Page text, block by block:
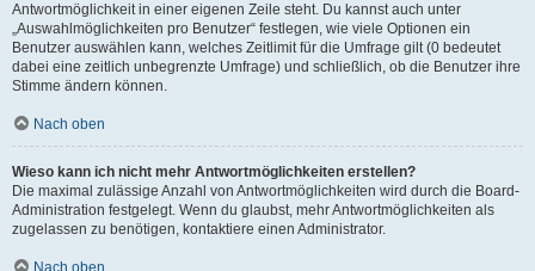
Antwortmöglichkeit in einer eigenen Zeile steht. Du kannst auch unter
„Auswahlmöglichkeiten pro Benutzer“ festlegen, wie viele Optionen ein
Benutzer auswählen kann, welches Zeitlimit für die Umfrage gilt (0 bedeutet
dabei eine zeitlich unbegrenzte Umfrage) und schließlich, ob die Benutzer ihre
Stimme ändern können.
Nach oben
Wieso kann ich nicht mehr Antwortmöglichkeiten erstellen?
Die maximal zulässige Anzahl von Antwortmöglichkeiten wird durch die Board-
Administration festgelegt. Wenn du glaubst, mehr Antwortmöglichkeiten als
zugelassen zu benötigen, kontaktiere einen Administrator.
Nach oben